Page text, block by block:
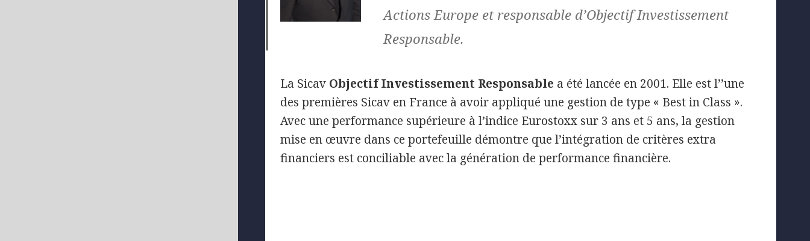
Actions Europe et responsable d’Objectif Investissement
Responsable.
La Sicav Objectif Investissement Responsable a été lancée en 2001. Elle est l’’une
des premières Sicav en France à avoir appliqué une gestion de type « Best in Class ».
Avec une performance supérieure à l’indice Eurostoxx sur 3 ans et 5 ans, la gestion
mise en œuvre dans ce portefeuille démontre que l’intégration de critères extra
financiers est conciliable avec la génération de performance financière.